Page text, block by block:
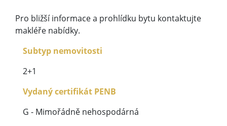
Pro bližší informace a prohlídku bytu kontaktujte
makléře nabídky.
Subtyp nemovitosti
2+1
Vydaný certifikát PENB
G - Mimořádně nehospodárná